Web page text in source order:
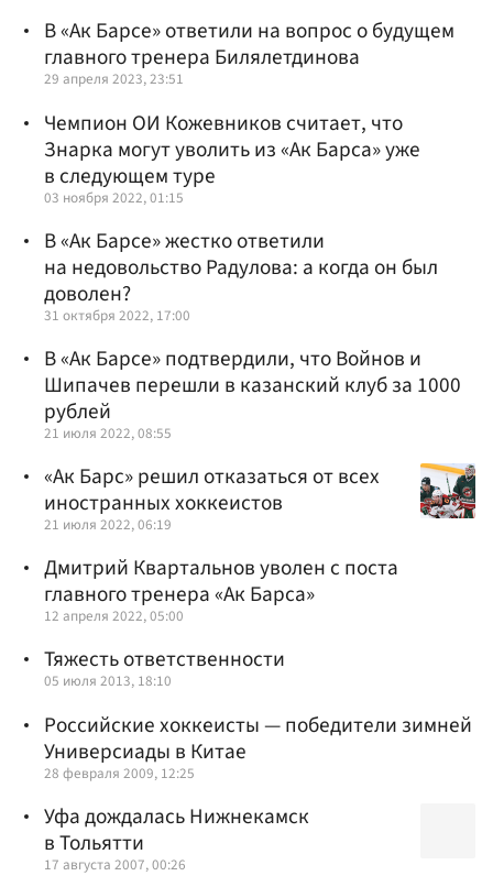
В «Ак Барсе» ответили на вопрос о будущем
главного тренера Билялетдинова
29 апреля 2023, 23:51
Чемпион ОИ Кожевников считает, что
Знарка могут уволить из «Ак Барса» уже
в следующем туре
03 ноября 2022, 01:15
В «Ак Барсе» жестко ответили
на недовольство Радулова: а когда он был
доволен?
31 октября 2022, 17:00
В «Ак Барсе» подтвердили, что Войнов и
Шипачев перешли в казанский клуб за 1000
рублей
21 июля 2022, 08:55
«Ак Барс» решил отказаться от всех
иностранных хоккеистов
21 июля 2022, 06:19
Дмитрий Квартальнов уволен с поста
главного тренера «Ак Барса»
12 апреля 2022, 05:00
Тяжесть ответственности
05 июля 2013, 18:10
Российские хоккеисты — победители зимней
Универсиады в Китае
28 февраля 2009, 12:25
Уфа дождалась Нижнекамск
в Тольятти
17 августа 2007, 00:26